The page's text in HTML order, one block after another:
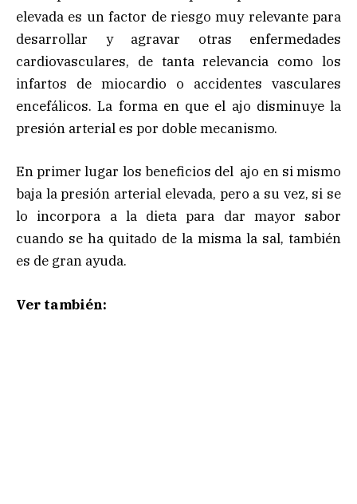
elevada es un factor de riesgo muy relevante para
desarrollar y agravar otras enfermedades
cardiovasculares, de tanta relevancia como los
infartos de miocardio o accidentes vasculares
encefálicos. La forma en que el ajo disminuye la
presión arterial es por doble mecanismo.
En primer lugar los beneficios del ajo en si mismo
baja la presión arterial elevada, pero a su vez, si se
lo incorpora a la dieta para dar mayor sabor
cuando se ha quitado de la misma la sal, también
es de gran ayuda.
Ver también: